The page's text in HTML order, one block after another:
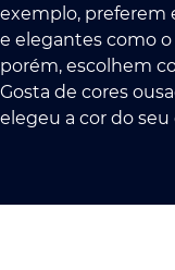
exemplo, preferem
e elegantes como
porém, escolhem
Gosta de cores
elegeu a cor do seu